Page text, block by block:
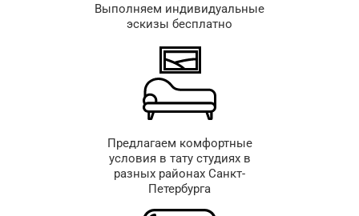
Выполняем индивидуальные
эскизы бесплатно
Предлагаем комфортные
условия в тату студиях в
разных районах Санкт-
Петербурга